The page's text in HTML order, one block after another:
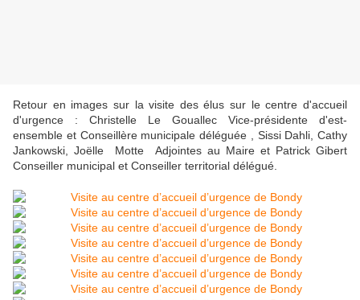
Retour en images sur la visite des élus sur le centre d'accueil
d'urgence : Christelle Le Gouallec Vice-présidente d'est-
ensemble et Conseillère municipale déléguée , Sissi Dahli, Cathy
Jankowski, Joëlle Motte Adjointes au Maire et Patrick Gibert
Conseiller municipal et Conseiller territorial délégué.